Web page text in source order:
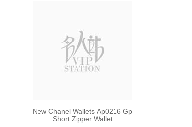
New Chanel Wallets Ap0216 Gp
Short Zipper Wallet